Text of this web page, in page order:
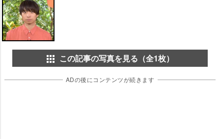
この記事の写真を見る（全1枚）
ADの後にコンテンツが続きます